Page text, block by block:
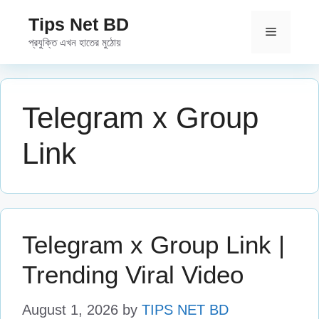
content
Tips Net BD
প্রযুক্তি এখন হাতের মুঠোয়
Menu
Telegram x Group
Link
Telegram x Group Link |
Trending Viral Video
August 1, 2026 by TIPS NET BD